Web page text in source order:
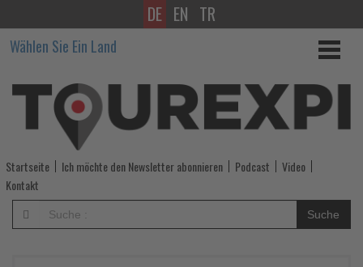
Eurowings
Holidays
startet
erste
Roadshow
mit
Teneriffa
DE EN TR
Wählen Sie Ein Land
Startseite Ich möchte den Newsletter abonnieren Podcast
Video
Kontakt
Suche